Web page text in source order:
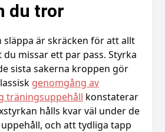
du tror
släppa är skräcken för att allt
missar ett par pass. Styrka
sista sakerna kroppen gör
genomgång av
träningsuppehåll konstaterar
hålls kvar väl under de
och att tydliga tapp